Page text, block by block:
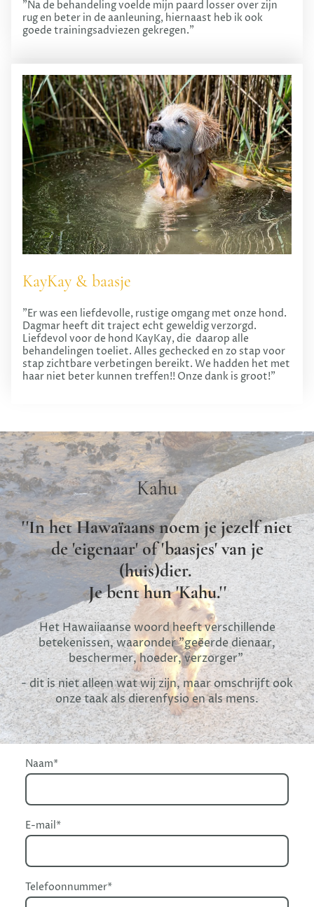
"Na de behandeling voelde mijn paard losser over zijn
rug en beter in de aanleuning, hiernaast heb ik ook
goede trainingsadviezen gekregen."
KayKay & baasje
"Er was een liefdevolle, rustige omgang met onze hond.
Dagmar heeft dit traject echt geweldig verzorgd.
Liefdevol voor de hond KayKay, die daarop alle
behandelingen toeliet. Alles gechecked en zo stap voor
stap zichtbare verbetingen bereikt. We hadden het met
haar niet beter kunnen treffen!! Onze dank is groot!"
Kahu
''In het Hawaïaans noem je jezelf niet
de 'eigenaar' of 'baasjes' van je
(huis)dier.
Je bent hun 'Kahu.''
Het Hawaiiaanse woord heeft verschillende
betekenissen, waaronder "geëerde dienaar,
beschermer, hoeder, verzorger"
- dit is niet alleen wat wij zijn, maar omschrijft ook
onze taak als dierenfysio en als mens.
Naam*
E-mail*
Telefoonnummer*